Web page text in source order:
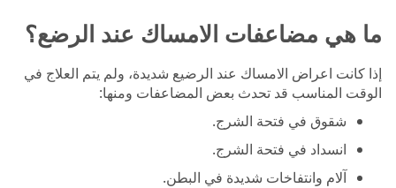
ما هي مضاعفات الامساك عند الرضع؟
إذا كانت اعراض الامساك عند الرضيع شديدة، ولم يتم العلاج في
الوقت المناسب قد تحدث بعض المضاعفات ومنها:
شقوق في فتحة الشرج.
انسداد في فتحة الشرج.
آلام وانتفاخات شديدة في البطن.